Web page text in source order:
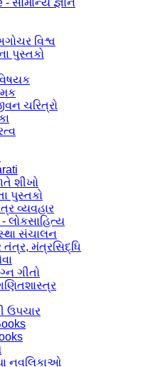
વિશ્વ
પુસ્તકો
ચરિત્રો
શીખો
પુસ્તકો
વ્યવહાર
લોકસાહિત્ય
સંચાલન
તંત્ર, મંત્રસિદ્ધિ
ગીતો
ઉપચાર
નવલિકાઓ